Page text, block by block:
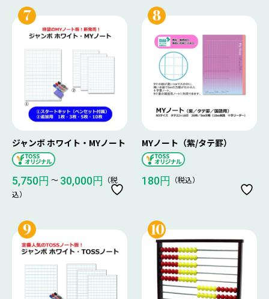
ジャンボ ホワイト・MYノート
5,750円 〜 30,000円 （税
込）
MYノート（紫/タテ罫）
180円 （税込）